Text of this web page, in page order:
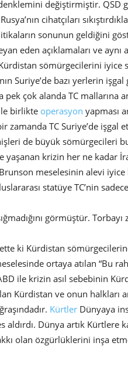
değiştirmiştir. QSD
cihatçıları
sonunun geldiğini
eden açıklamaları ve aynı
sömürgecilerini iyice
Suriye’de bazı yerlerin işgal
pek çok alanda TC mallarına
birlikte operasyon yapması
zamanda TC Suriye’de işgal
de büyük sömürgecileri
yaşanan krizin her ne kadar
meselesinin alevi
statüye TC’nin
görmüştür.
ki Kürdistan
ortaya atılan “Bu
ile krizin asıl sebebinin
Kürdistan ve onun halkları
Kürtler Dünyaya
aldırdı. Dünya artık Kürtlere
olan özgürlüklerini inşa